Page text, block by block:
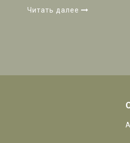
Читать далее